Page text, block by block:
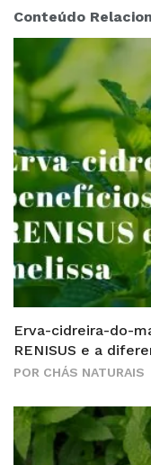
Conteúdo
Erva-cidreira-do-
RENISUS e a
POR CHÁS NATURAIS